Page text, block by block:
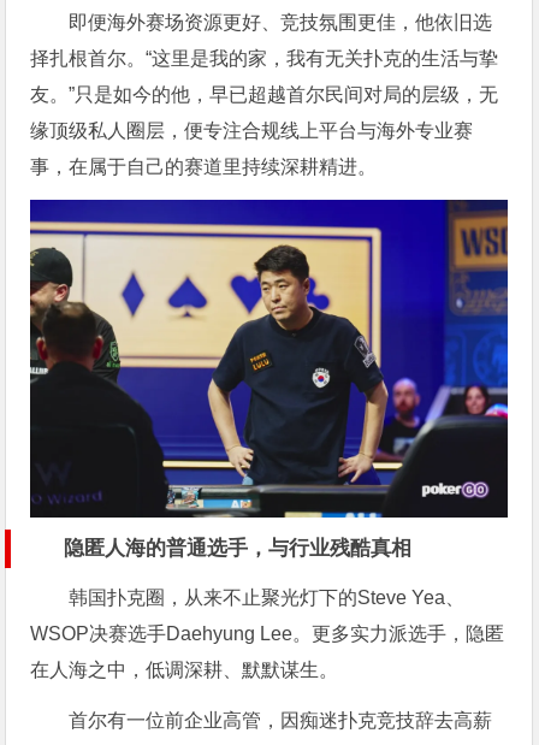
即便海外赛场资源更好、竞技氛围更佳，他依旧选
择扎根首尔。“这里是我的家，我有无关扑克的生活与挚
友。”只是如今的他，早已超越首尔民间对局的层级，无
缘顶级私人圈层，便专注合规线上平台与海外专业赛
事，在属于自己的赛道里持续深耕精进。
隐匿人海的普通选手，与行业残酷真相
韩国扑克圈，从来不止聚光灯下的Steve Yea、
WSOP决赛选手Daehyung Lee。更多实力派选手，隐匿
在人海之中，低调深耕、默默谋生。
首尔有一位前企业高管，因痴迷扑克竞技辞去高薪